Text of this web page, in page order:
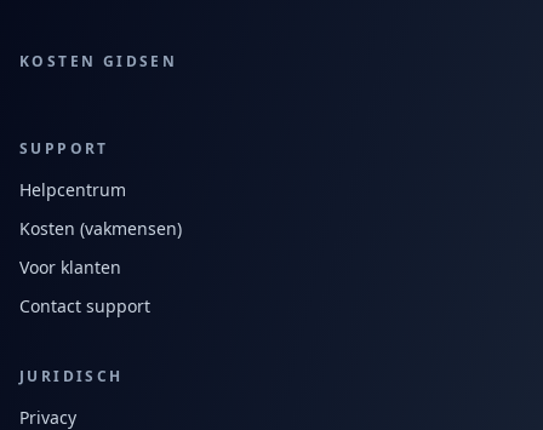
KOSTEN GIDSEN
SUPPORT
Helpcentrum
Kosten (vakmensen)
Voor klanten
Contact support
JURIDISCH
Privacy